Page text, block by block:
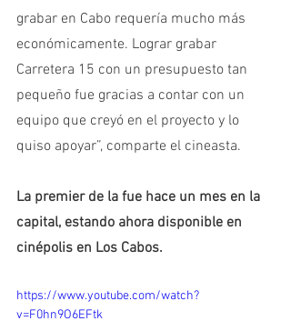
grabar en Cabo requería mucho más
económicamente. Lograr grabar
Carretera 15 con un presupuesto tan
pequeño fue gracias a contar con un
equipo que creyó en el proyecto y lo
quiso apoyar”, comparte el cineasta.
La premier de la fue hace un mes en la
capital, estando ahora disponible en
cinépolis en Los Cabos.
https://www.youtube.com/watch?
v=F0hn9O6EFtk